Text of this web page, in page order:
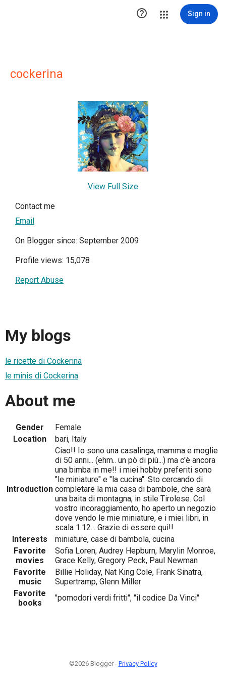
 Sign in
cockerina
View Full Size
Contact me
Email
On Blogger since: September 2009
Profile views: 15,078
Report Abuse
My blogs
le ricette di Cockerina
le minis di Cockerina
About me
Gender
Female
Location
bari, Italy
Introduction
Ciao!! Io sono una casalinga, mamma e moglie
di 50 anni... (ehm.. un pò di più...) ma c'è ancora
una bimba in me!! i miei hobby preferiti sono
"le miniature" e "la cucina". Sto cercando di
completare la mia casa di bambole, che sarà
una baita di montagna, in stile Tirolese. Col
vostro incoraggiamento, ho aperto un negozio
dove vendo le mie miniature, e i miei libri, in
scala 1:12... Grazie di essere qui!!
Interests
miniature, case di bambola, cucina
Favorite
movies
Sofia Loren, Audrey Hepburn, Marylin Monroe,
Grace Kelly, Gregory Peck, Paul Newman
Favorite
music
Billie Holiday, Nat King Cole, Frank Sinatra,
Supertramp, Glenn Miller
Favorite
books
"pomodori verdi fritti", "il codice Da Vinci"
©2026 Blogger - Privacy Policy